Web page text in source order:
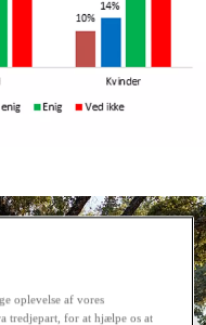
oplevelse af vores
tredjepart, for at hjælpe os at